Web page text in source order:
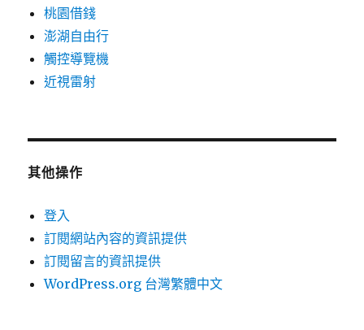
桃園借錢
澎湖自由行
觸控導覽機
近視雷射
其他操作
登入
訂閱網站內容的資訊提供
訂閱留言的資訊提供
WordPress.org 台灣繁體中文